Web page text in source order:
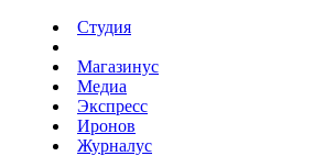
Студия
Магазинус
Медиа
Экспресс
Иронов
Журналус